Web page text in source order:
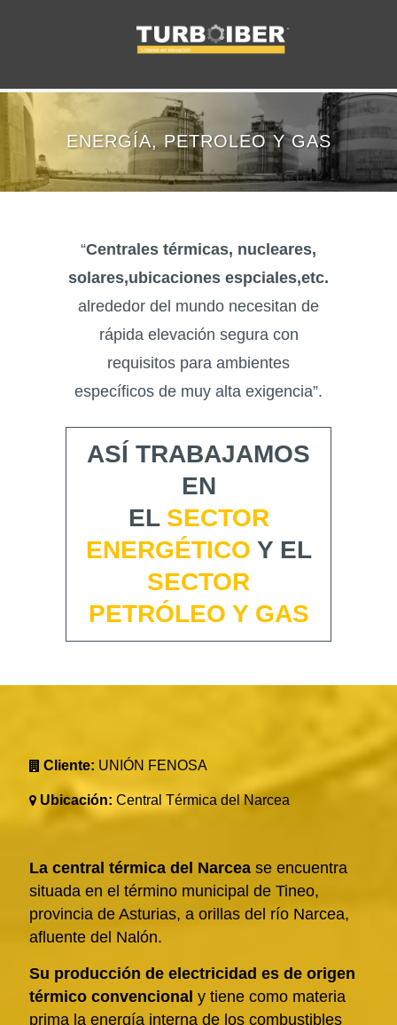
ENERGÍA, PETROLEO Y GAS
“Centrales térmicas, nucleares,
solares,ubicaciones espciales,etc.
alrededor del mundo necesitan de
rápida elevación segura con
requisitos para ambientes
específicos de muy alta exigencia”.
ASÍ TRABAJAMOS
EN
EL SECTOR
ENERGÉTICO Y EL
SECTOR
PETRÓLEO Y GAS
Cliente: UNIÓN FENOSA
Ubicación: Central Térmica del Narcea
La central térmica del Narcea se encuentra
situada en el término municipal de Tineo,
provincia de Asturias, a orillas del río Narcea,
afluente del Nalón.
Su producción de electricidad es de origen
térmico convencional y tiene como materia
prima la energía interna de los combustibles